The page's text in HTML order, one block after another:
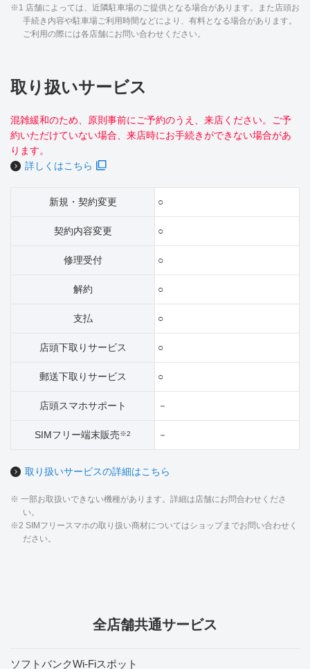
※1 店舗によっては、近隣駐車場のご提供となる場合があります。また店頭お
手続き内容や駐車場ご利用時間などにより、有料となる場合があります。
ご利用の際には各店舗にお問い合わせください。
取り扱いサービス
混雑緩和のため、原則事前にご予約のうえ、来店ください。ご予
約いただけていない場合、来店時にお手続きができない場合があ
ります。
詳しくはこちら
新規・契約変更 ○
契約内容変更 ○
修理受付 ○
解約 ○
支払 ○
店頭下取りサービス ○
郵送下取りサービス ○
店頭スマホサポート －
SIMフリー端末販売※2 －
取り扱いサービスの詳細はこちら
※ 一部お取扱いできない機種があります。詳細は店舗にお問合わせくださ
い。
※2 SIMフリースマホの取り扱い商材についてはショップまでお問い合わせく
ださい。
全店舗共通サービス
ソフトバンクWi-Fiスポット